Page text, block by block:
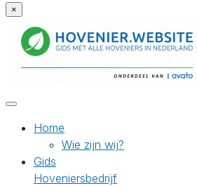
×
Home
Wie zijn wij?
Gids
Hoveniersbedrijf